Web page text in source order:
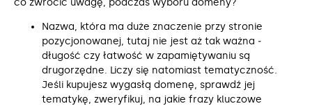
Nazwa, która ma duże znaczenie przy stronie
pozycjonowanej, tutaj nie jest aż tak ważna ‒
długość czy łatwość w zapamiętywaniu są
drugorzędne. Liczy się natomiast tematyczność.
Jeśli kupujesz wygasłą domenę, sprawdź jej
tematykę, zweryfikuj, na jakie frazy kluczowe